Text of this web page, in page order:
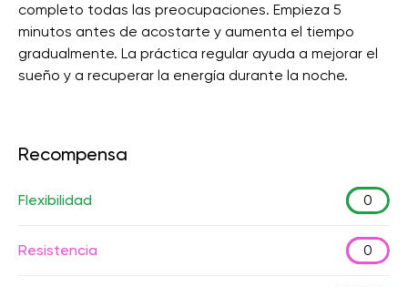
completo todas las preocupaciones. Empieza 5
minutos antes de acostarte y aumenta el tiempo
gradualmente. La práctica regular ayuda a mejorar el
sueño y a recuperar la energía durante la noche.
Recompensa
Flexibilidad 0
Resistencia 0